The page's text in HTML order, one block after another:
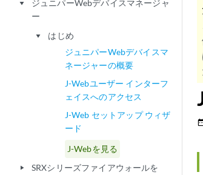
play_arrow
ジュニパーWebデバイスマネージャ
ー
play_arrow
はじめ
ジュニパーWebデバイスマ
ネージャーの概要
J-Webユーザー インターフ
ェイスへのアクセス
J-Web セットアップ ウィザ
ード
J-Webを見る
play_arrow
SRXシリーズファイアウォールを